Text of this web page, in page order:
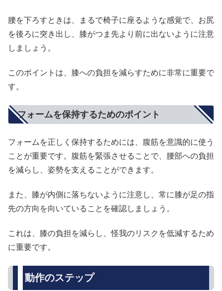
腰を下ろすときは、まるで椅子に座るような感覚で、お尻
を後ろに突き出し、膝がつま先より前に出ないように注意
しましょう。
このポイントは、膝への負担を減らすために非常に重要で
す。
フォームを保持するためのポイント
フォームを正しく保持するためには、腹筋を意識的に使う
ことが重要です。腹筋を緊張させることで、腰部への負担
を減らし、姿勢を支えることができます。
また、膝が内側に落ちないように注意し、常に膝が足の指
先の方向を向いていることを確認しましょう。
これは、膝の負担を減らし、怪我のリスクを低減するため
に重要です。
動作のステップ